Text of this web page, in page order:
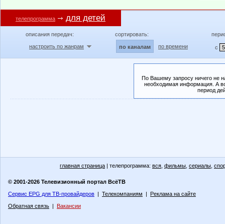
телепрограмма для детей
описания передач:
настроить по жанрам
сортировать:
по каналам по времени с
По Вашему запросу ничего не
необходимая информация. А
период
главная страница | телепрограмма: вся фильмы сериалы
© 2001-2026 Телевизионный портал ВсёТВ
Сервис EPG для ТВ-провайдеров | Телекомпаниям | Реклама на сайте
Обратная связь | Вакансии